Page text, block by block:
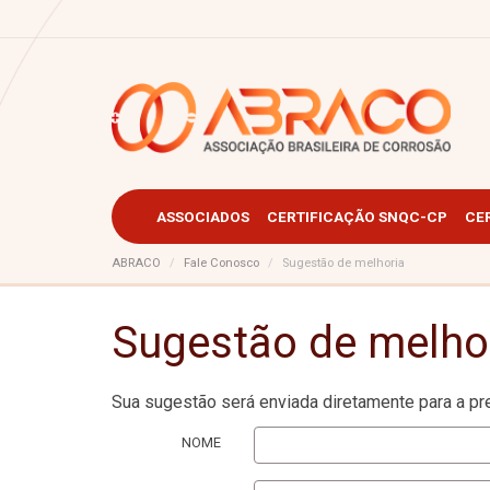
ASSOCIADOS CERTIFICAÇÃO SNQC-CP
ABRACO Fale Conosco Sugestão de melhoria
Sugestão de
Sua sugestão será enviada diretamente para a
NOME